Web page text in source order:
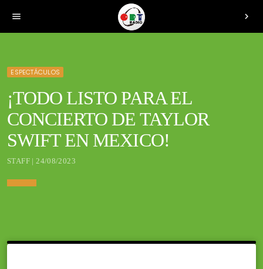
menu chevron_right
ESPECTÁCULOS
¡TODO LISTO PARA EL
CONCIERTO DE TAYLOR
SWIFT EN MEXICO!
STAFF | 24/08/2023